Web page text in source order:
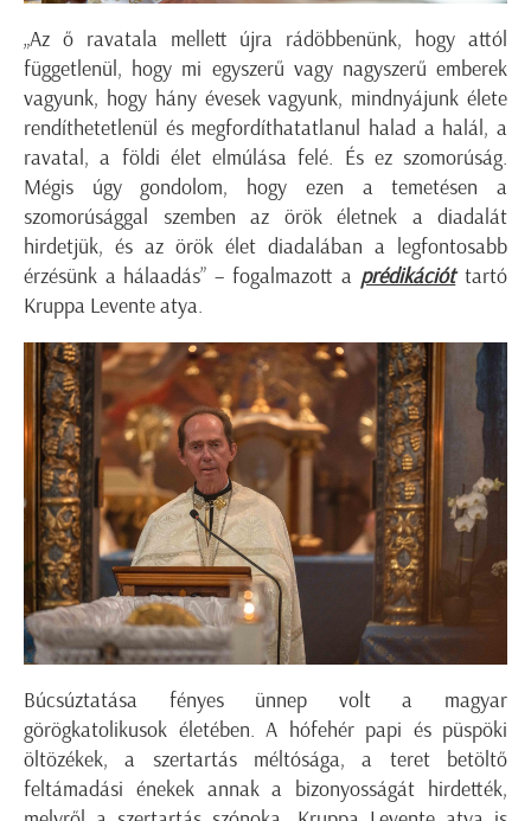
„Az ő ravatala mellett újra rádöbbenünk, hogy attól
függetlenül, hogy mi egyszerű vagy nagyszerű emberek
vagyunk, hogy hány évesek vagyunk, mindnyájunk élete
rendíthetetlenül és megfordíthatatlanul halad a halál, a
ravatal, a földi élet elmúlása felé. És ez szomorúság.
Mégis úgy gondolom, hogy ezen a temetésen a
szomorúsággal szemben az örök életnek a diadalát
hirdetjük, és az örök élet diadalában a legfontosabb
érzésünk a hálaadás” – fogalmazott a prédikációt tartó
Kruppa Levente atya.
Búcsúztatása fényes ünnep volt a magyar
görögkatolikusok életében. A hófehér papi és püspöki
öltözékek, a szertartás méltósága, a teret betöltő
feltámadási énekek annak a bizonyosságát hirdették,